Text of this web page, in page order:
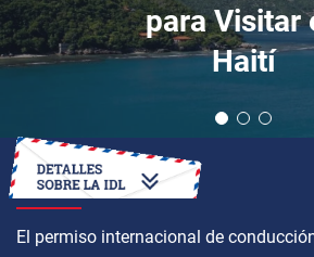
para Visitar
Haití
CÓMO OBTENER
El permiso internacional de